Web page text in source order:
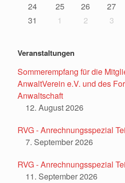
24
25 26 27
31
1 2 3
Veranstaltungen
Sommerempfang für die
AnwaltVerein e.V. und des
Anwaltschaft
12. August 2026
RVG - Anrechnungsspezial
7. September 2026
RVG - Anrechnungsspezial
11. September 2026